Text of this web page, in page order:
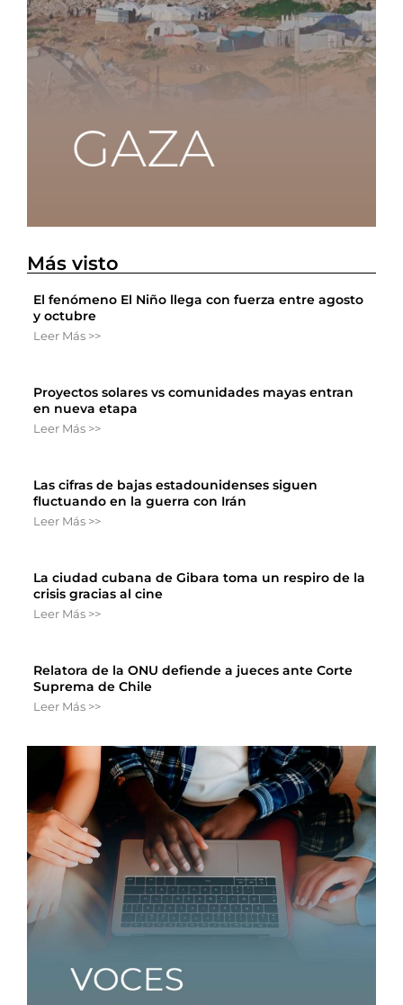
Más visto
El fenómeno El Niño llega con fuerza entre agosto
y octubre
Leer Más >>
Proyectos solares vs comunidades mayas entran
en nueva etapa
Leer Más >>
Las cifras de bajas estadounidenses siguen
fluctuando en la guerra con Irán
Leer Más >>
La ciudad cubana de Gibara toma un respiro de la
crisis gracias al cine
Leer Más >>
Relatora de la ONU defiende a jueces ante Corte
Suprema de Chile
Leer Más >>